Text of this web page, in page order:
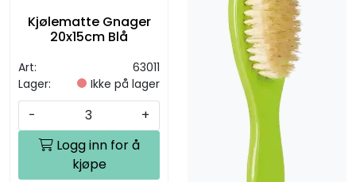
Kjølematte Gnager
20x15cm Blå
Art:
63011
Lager:
Ikke på lager
-
+
Logg inn for å
kjøpe